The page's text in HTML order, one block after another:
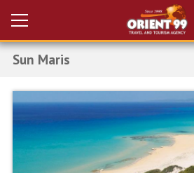
Вход за агенти
РАННИ ЗАПИСВАНИЯ ТУРЦИЯ
НОВА ГОДИНА ТУРЦИЯ
НОВА ГОДИНА
Sun Maris